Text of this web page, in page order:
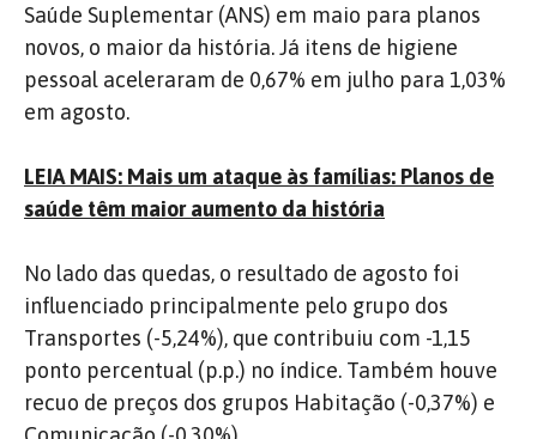
Saúde Suplementar (ANS) em maio para planos
novos, o maior da história. Já itens de higiene
pessoal aceleraram de 0,67% em julho para 1,03%
em agosto.
LEIA MAIS: Mais um ataque às famílias: Planos de
saúde têm maior aumento da história
No lado das quedas, o resultado de agosto foi
influenciado principalmente pelo grupo dos
Transportes (-5,24%), que contribuiu com -1,15
ponto percentual (p.p.) no índice. Também houve
recuo de preços dos grupos Habitação (-0,37%) e